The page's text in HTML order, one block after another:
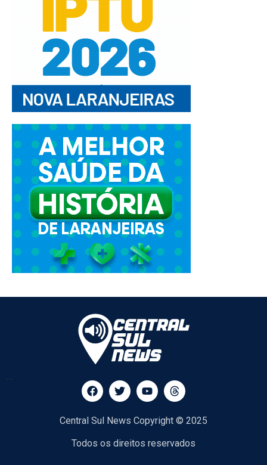
...
Central Sul News Copyright © 2025
Todos os direitos reservados